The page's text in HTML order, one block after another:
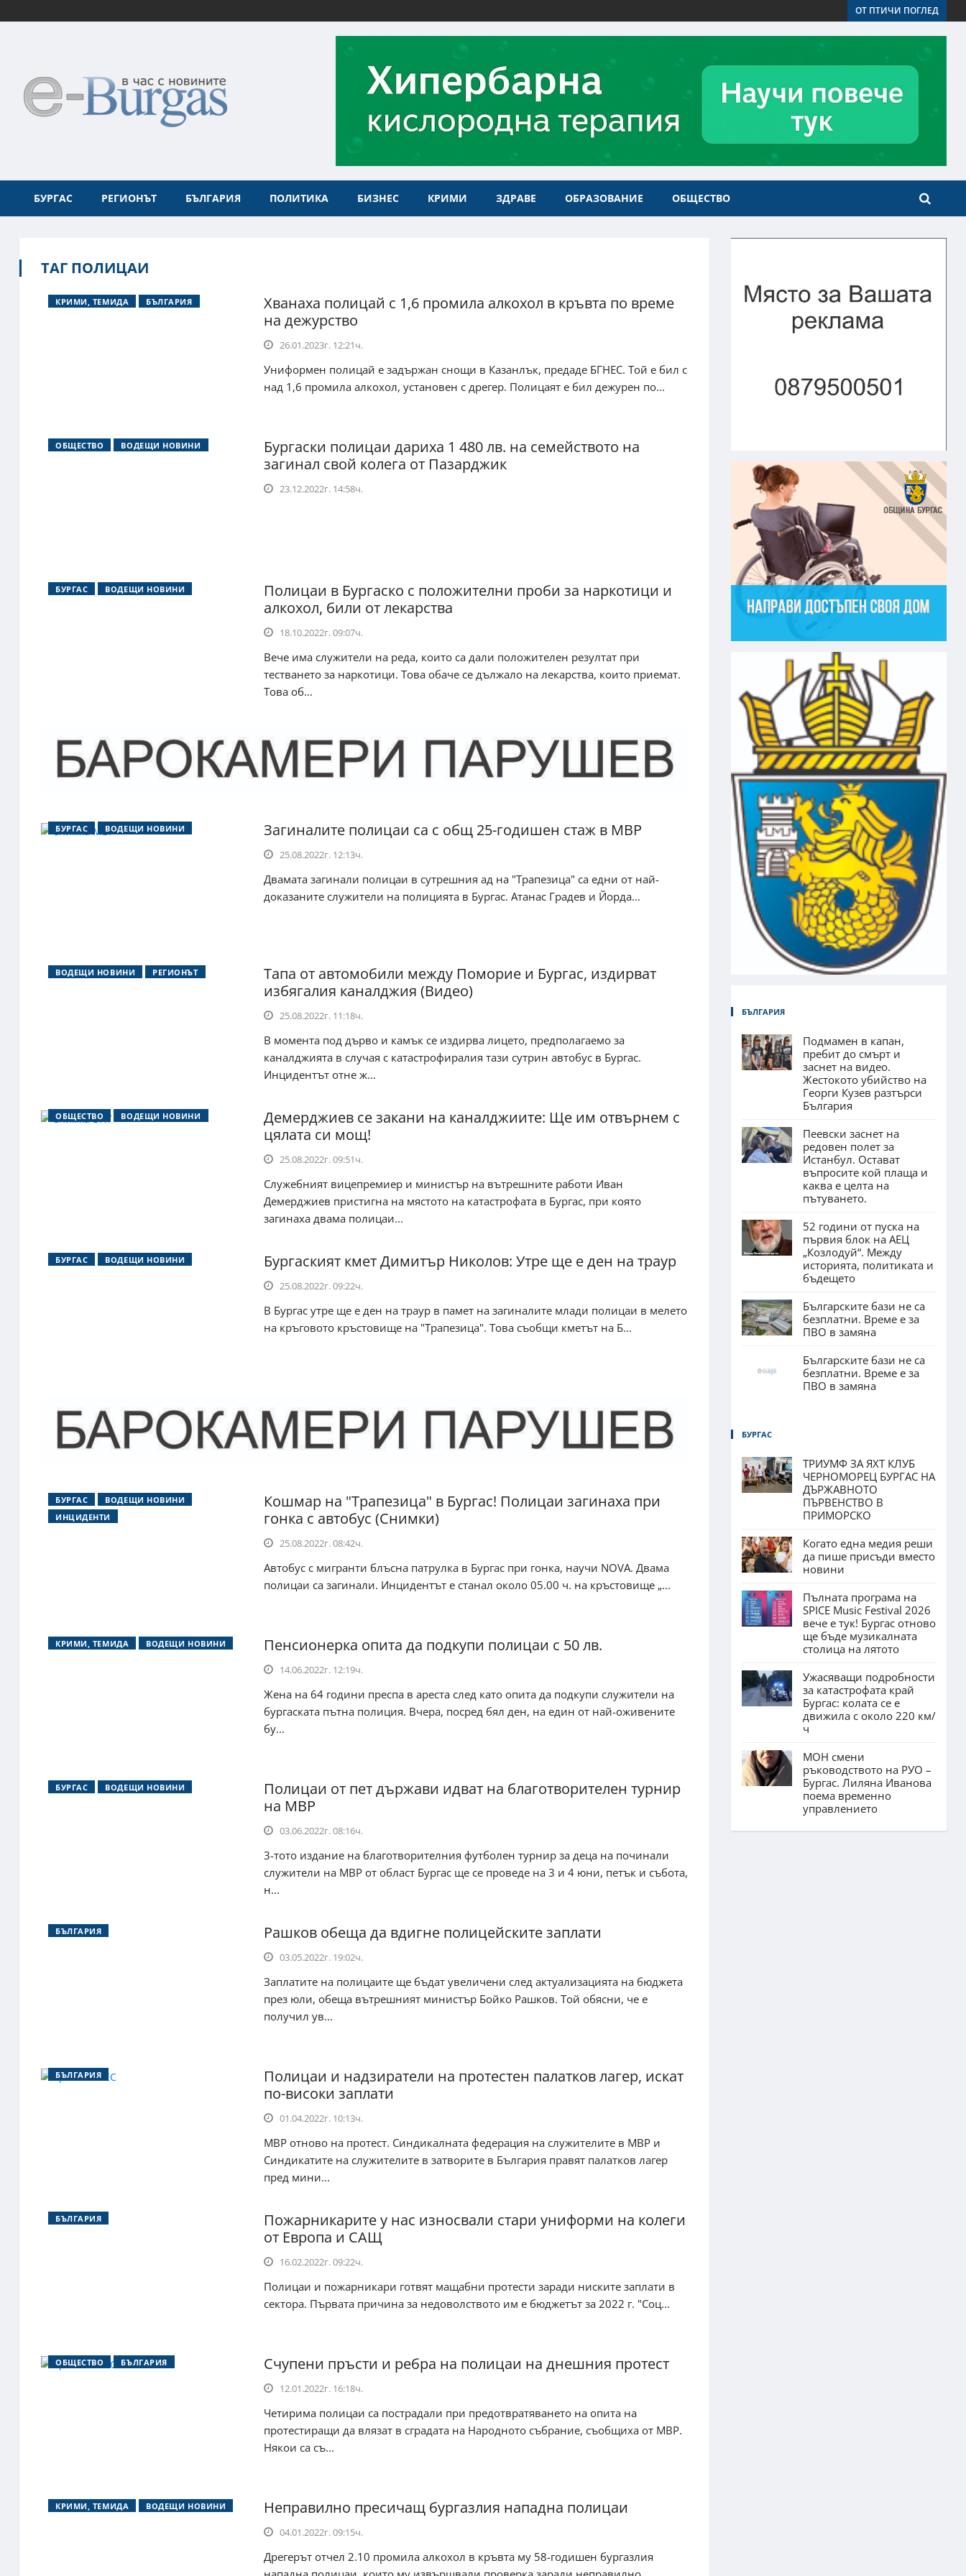
ОТ ПТИЧИ ПОГЛЕД
БУРГАС РЕГИОНЪТ БЪЛГАРИЯ ПОЛИТИКА БИЗНЕС КРИМИ ЗДРАВЕ ОБРАЗОВАНИЕ ОБЩЕСТВО
ТАГ ПОЛИЦАИ
КРИМИ, ТЕМИДА БЪЛГАРИЯ
Хванаха полицай с 1,6 промила алкохол в кръвта по време
на дежурство
26.01.2023г. 12:21ч.
Униформен полицай е задържан снощи в Казанлък, предаде БГНЕС. Той е бил с
над 1,6 промила алкохол, установен с дрегер. Полицаят е бил дежурен по...
ОБЩЕСТВО ВОДЕЩИ НОВИНИ
Бургаски полицаи дариха 1 480 лв. на семейството на
загинал свой колега от Пазарджик
23.12.2022г. 14:58ч.
БУРГАС ВОДЕЩИ НОВИНИ
Полицаи в Бургаско с положителни проби за наркотици и
алкохол, били от лекарства
18.10.2022г. 09:07ч.
Вече има служители на реда, които са дали положителен резултат при
тестването за наркотици. Това обаче се дължало на лекарства, които приемат.
Това об...
БУРГАС ВОДЕЩИ НОВИНИ Загиналите полицаи са с общ 25-годишен стаж в МВР
25.08.2022г. 12:13ч.
Двамата загинали полицаи в сутрешния ад на "Трапезица" са едни от най-
доказаните служители на полицията в Бургас. Атанас Градев и Йорда...
ВОДЕЩИ НОВИНИ РЕГИОНЪТ
Тапа от автомобили между Поморие и Бургас, издирват
избягалия каналджия (Видео)
25.08.2022г. 11:18ч.
В момента под дърво и камък се издирва лицето, предполагаемо за
каналджията в случая с катастрофиралия тази сутрин автобус в Бургас.
Инцидентът отне ж...
ОБЩЕСТВО ВОДЕЩИ НОВИНИ
Демерджиев се закани на каналджиите: Ще им отвърнем с
цялата си мощ!
25.08.2022г. 09:51ч.
Служебният вицепремиер и министър на вътрешните работи Иван
Демерджиев пристигна на мястото на катастрофата в Бургас, при която
загинаха двама полицаи...
БУРГАС ВОДЕЩИ НОВИНИ Бургаският кмет Димитър Николов: Утре ще е ден на траур
25.08.2022г. 09:22ч.
В Бургас утре ще е ден на траур в памет на загиналите млади полицаи в мелето
на кръговото кръстовище на "Трапезица". Това съобщи кметът на Б...
БУРГАС
ВОДЕЩИ НОВИНИ
ИНЦИДЕНТИ
Кошмар на "Трапезица" в Бургас! Полицаи загинаха при
гонка с автобус (Снимки)
25.08.2022г. 08:42ч.
Автобус с мигранти блъсна патрулка в Бургас при гонка, научи NOVA. Двама
полицаи са загинали. Инцидентът е станал около 05.00 ч. на кръстовище „...
КРИМИ, ТЕМИДА ВОДЕЩИ НОВИНИ Пенсионерка опита да подкупи полицаи с 50 лв.
14.06.2022г. 12:19ч.
Жена на 64 години преспа в ареста след като опита да подкупи служители на
бургаската пътна полиция. Вчера, посред бял ден, на един от най-оживените
бу...
БУРГАС ВОДЕЩИ НОВИНИ
Полицаи от пет държави идват на благотворителен турнир
на МВР
03.06.2022г. 08:16ч.
3-тото издание на благотворителния футболен турнир за деца на починали
служители на МВР от област Бургас ще се проведе на 3 и 4 юни, петък и събота,
н...
БЪЛГАРИЯ Рашков обеща да вдигне полицейските заплати
03.05.2022г. 19:02ч.
Заплатите на полицаите ще бъдат увеличени след актуализацията на бюджета
през юли, обеща вътрешният министър Бойко Рашков. Той обясни, че е
получил ув...
БЪЛГАРИЯ
Полицаи и надзиратели на протестен палатков лагер, искат
по-високи заплати
01.04.2022г. 10:13ч.
МВР отново на протест. Синдикалната федерация на служителите в МВР и
Синдикатите на служителите в затворите в България правят палатков лагер
пред мини...
БЪЛГАРИЯ
Пожарникарите у нас износвали стари униформи на колеги
от Европа и САЩ
16.02.2022г. 09:22ч.
Полицаи и пожарникари готвят мащабни протести заради ниските заплати в
сектора. Първата причина за недоволството им е бюджетът за 2022 г. "Соц...
ОБЩЕСТВО БЪЛГАРИЯ Счупени пръсти и ребра на полицаи на днешния протест
12.01.2022г. 16:18ч.
Четирима полицаи са пострадали при предотвратяването на опита на
протестиращи да влязат в сградата на Народното събрание, съобщиха от МВР.
Някои са съ...
КРИМИ, ТЕМИДА ВОДЕЩИ НОВИНИ Неправилно пресичащ бургазлия нападна полицаи
04.01.2022г. 09:15ч.
Дрегерът отчел 2.10 промила алкохол в кръвта му 58-годишен бургазлия
БЪЛГАРИЯ
Подмамен в капан,
пребит до смърт и
заснет на видео.
Жестокото убийство на
Георги Кузев разтърси
България
Пеевски заснет на
редовен полет за
Истанбул. Остават
въпросите кой плаща и
каква е целта на
пътуването.
52 години от пуска на
първия блок на АЕЦ
„Козлодуй“. Между
историята, политиката и
бъдещето
Българските бази не са
безплатни. Време е за
ПВО в замяна
Българските бази не са
безплатни. Време е за
ПВО в замяна
БУРГАС
ТРИУМФ ЗА ЯХТ КЛУБ
ЧЕРНОМОРЕЦ БУРГАС НА
ДЪРЖАВНОТО
ПЪРВЕНСТВО В
ПРИМОРСКО
Когато една медия реши
да пише присъди вместо
новини
Пълната програма на
SPICE Music Festival 2026
вече е тук! Бургас отново
ще бъде музикалната
столица на лятото
Ужасяващи подробности
за катастрофата край
Бургас: колата се е
движила с около 220 км/
ч
МОН смени
ръководството на РУО –
Бургас. Лиляна Иванова
поема временно
управлението